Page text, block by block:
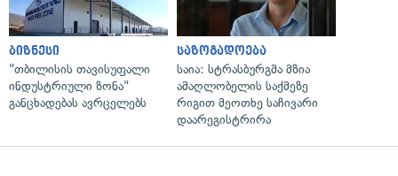
ბიზნესი
"თბილისის თავისუფალი
ინდუსტრიული ზონა"
განცხადებას ავრცელებს
საზოგადოება
საია: სტრასბურგმა მზია
ამაღლობელის საქმეზე
რიგით მეოთხე საჩივარი
დაარეგისტრირა